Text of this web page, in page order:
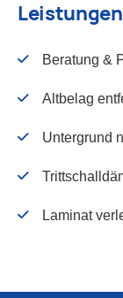
Beratung &
Altbelag
Untergrund
Laminat